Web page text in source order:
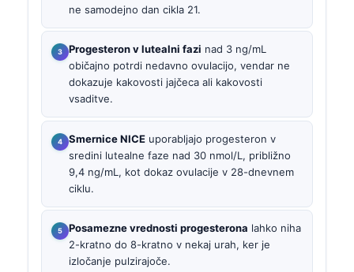
ne samodejno dan cikla 21.
Progesteron v lutealni fazi nad 3 ng/mL
običajno potrdi nedavno ovulacijo, vendar ne
dokazuje kakovosti jajčeca ali kakovosti
vsaditve.
Smernice NICE uporabljajo progesteron v
sredini lutealne faze nad 30 nmol/L, približno
9,4 ng/mL, kot dokaz ovulacije v 28-dnevnem
ciklu.
Posamezne vrednosti progesterona lahko niha
2-kratno do 8-kratno v nekaj urah, ker je
izločanje pulzirajoče.